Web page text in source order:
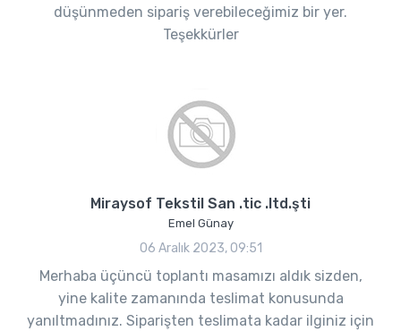
düşünmeden sipariş verebileceğimiz bir yer.
Teşekkürler
Miraysof Tekstil San .tic .ltd.şti
Emel Günay
06 Aralık 2023, 09:51
Merhaba üçüncü toplantı masamızı aldık sizden,
yine kalite zamanında teslimat konusunda
yanıltmadınız. Siparişten teslimata kadar ilginiz için